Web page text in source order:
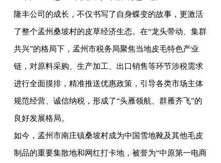
隆丰公司的成长，不仅书写了自身蝶变的故事，更激活
了整个孟州桑坡村的皮草经济生态。在“龙头带动、集群
共兴”的格局下，孟州市税务局聚焦当地皮毛特色产业
链，对原料采购、生产加工、出口销售等环节涉税需求
进行全面摸排，精准推送优惠政策，引导各类市场主体
规范经营、诚信纳税，形成了“头雁领航、群雁齐飞”的
良好发展格局。
如今，孟州市南庄镇桑坡村成为中国雪地靴及其他毛皮
制品的重要集散地和网红打卡地，被誉为“中原第一电商